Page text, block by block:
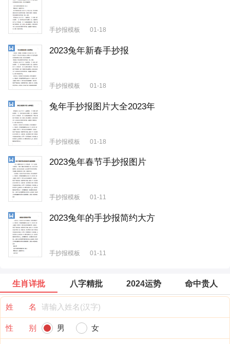
手抄报模板 01-18
2023兔年新春手抄报
手抄报模板 01-18
兔年手抄报图片大全2023年
手抄报模板 01-18
2023兔年春节手抄报图片
手抄报模板 01-11
2023兔年的手抄报简约大方
手抄报模板 01-11
生肖详批 八字精批 2024运势 命中贵人
姓 名
性 别 男 女